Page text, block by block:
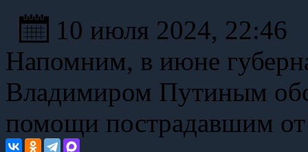
10 июля 2024, 22:46
Напомним, в июне
Владимиром Путиным
помощи пострадавшим